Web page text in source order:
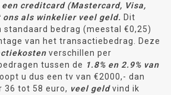
creditcard (Mastercard, Visa,
ons als winkelier veel geld. Dit
standaard bedrag (meestal €0,25)
van het transactiebedrag. Deze
verschillen per
tussen de 1.8% en 2.9% van
u dus een tv van €2000,- dan
36 tot 58 euro, veel geldvind ik